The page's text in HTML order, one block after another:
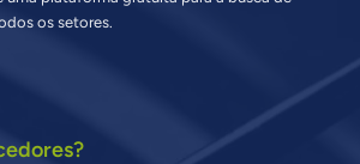
os setores.